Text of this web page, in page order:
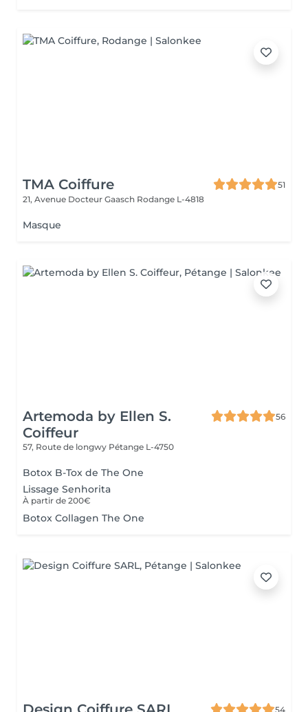
TMA Coiffure
51
21, Avenue Docteur Gaasch Rodange L-4818
Masque
Artemoda by Ellen S.
Coiffeur
56
57, Route de longwy Pétange L-4750
Botox B-Tox de The One
Lissage Senhorita
À partir de 200€
Botox Collagen The One
54